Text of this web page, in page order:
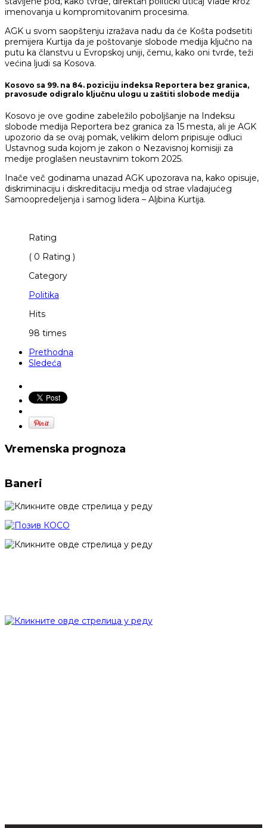
imenovanja u kompromitovanim procesima.
AGK u svom saopštenju izražava nadu da će Košta podsetiti
premijera Kurtija da je poštovanje slobode medija ključno na
putu ka članstvu u Evropskoj uniji, čemu, kako oni tvrde, teži
većina ljudi sa Kosova.
Kosovo sa 99. na 84. poziciju indeksa Reportera bez granica,
pravosuđe odigralo ključnu ulogu u zaštiti slobode medija
Kosovo je ove godine zabeležilo poboljšanje na Indeksu
slobode medija Reportera bez granica za 15 mesta, ali je AGK
upozorio da se ovaj pomak, velikim delom pripisuje odluci
Ustavnog suda kojom je zakon o Nezavisnoj komisiji za
medije proglašen neustavnim tokom 2025.
Inače več godinama unazad AGK upozorava na, kako opisuje,
diskriminaciju i diskreditaciju medja od strae vladajućeg
Samoopredeljenja i samog lidera – Aljbina Kurtija.
Rating
( 0 Rating )
Category
Politika
Hits
98 times
Prethodna
Sledeća
Vremenska prognoza
Baneri